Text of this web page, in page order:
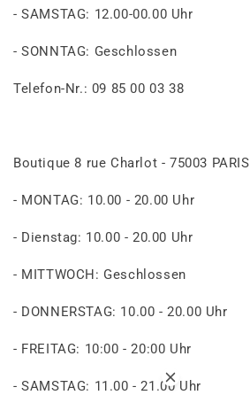
- SAMSTAG: 12.00-00.00 Uhr
- SONNTAG: Geschlossen
Telefon-Nr.: 09 85 00 03 38
Boutique 8 rue Charlot - 75003 PARIS
- MONTAG: 10.00 - 20.00 Uhr
- Dienstag: 10.00 - 20.00 Uhr
- MITTWOCH: Geschlossen
- DONNERSTAG: 10.00 - 20.00 Uhr
- FREITAG: 10:00 - 20:00 Uhr
- SAMSTAG: 11.00 - 21.00 Uhr